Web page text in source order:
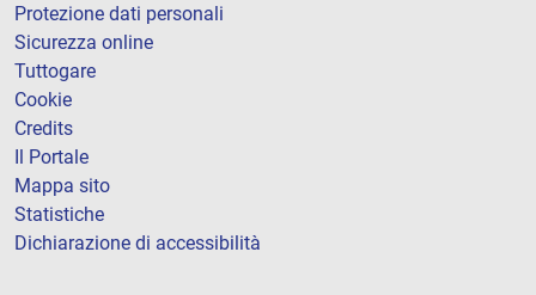
Protezione dati personali
Sicurezza online
Tuttogare
Cookie
Credits
Il Portale
Mappa sito
Statistiche
Dichiarazione di accessibilità